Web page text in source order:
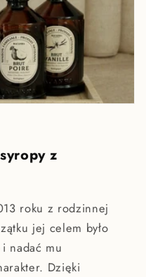
z
roku z rodzinnej
jej celem było
nadać mu
Dzięki